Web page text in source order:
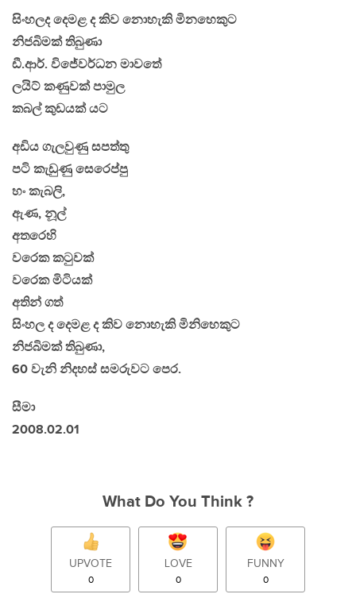
සිංහලද දෙමළ ද කිව නොහැකි මිනහෙකුට
නිජබිමක් තිබුණා
ඩී.ආර්. විජේවර්ධන මාවතේ
ලයිට් කණුවක් පාමුල
කබල් කුඩයක් යට
අඩිය ගැලවුණු සපත්තු
පටි කැඩුණු සෙරෙප්පු
හං කැබලි,
ඇණ, නූල්
අතරෙහි
වරෙක කටුවක්
වරෙක මිටියක්
අතින් ගත්
සිංහල ද දෙමළ ද කිව නොහැකි මිනිහෙකුට
නිජබිමක් තිබුණා,
60 වැනි නිදහස් සමරුවට පෙර.
සීමා
2008.02.01
What Do You Think ?
UPVOTE
0
LOVE
0
FUNNY
0